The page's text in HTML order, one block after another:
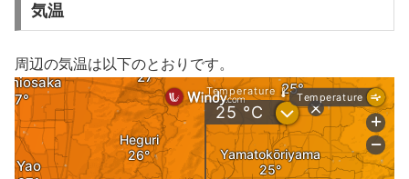
気温
周辺の気温は以下のとおりです。